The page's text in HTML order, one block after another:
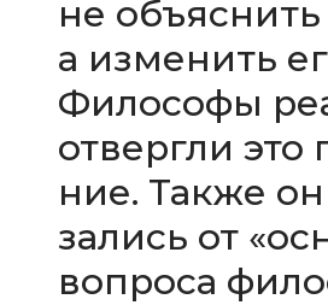
не
а изме­нить
Философы
отвергли
ние. Также
за­лись от
вопроса